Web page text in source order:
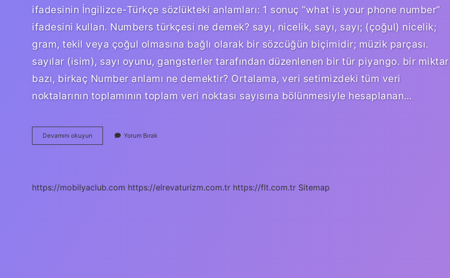
ifadesinin İngilizce-Türkçe sözlükteki anlamları: 1 sonuç “what is your phone number”
ifadesini kullan. Numbers türkçesi ne demek? sayı, nicelik, sayı, sayı; (çoğul) nicelik;
gram, tekil veya çoğul olmasına bağlı olarak bir sözcüğün biçimidir; müzik parçası.
sayılar (isim), sayı oyunu, gangsterler tarafından düzenlenen bir tür piyango. bir miktar
bazı, birkaç Number anlamı ne demektir? Ortalama, veri setimizdeki tüm veri
noktalarının toplamının toplam veri noktası sayısına bölünmesiyle hesaplanan…
Devamını okuyun
Number
Yorum Bırak
https://mobilyaclub.com https://elrevaturizm.com.tr https://flt.com.tr Sitemap